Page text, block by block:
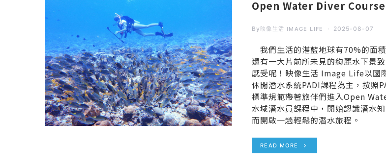
Open Water Diver Course
By 映像生活 IMAGE LIFE 2025-08-07
我們生活的湛藍地球有70%的面
還有一大片前所未見的絢麗水下景
感受呢！映像生活 Image Life以國
休閒潛水系統PADI課程為主，按照
標準規範帶著旅伴們進入Open
水域潛水員課程中，開始認識潛水
而開啟一趟輕鬆的潛水旅程。
READ MORE